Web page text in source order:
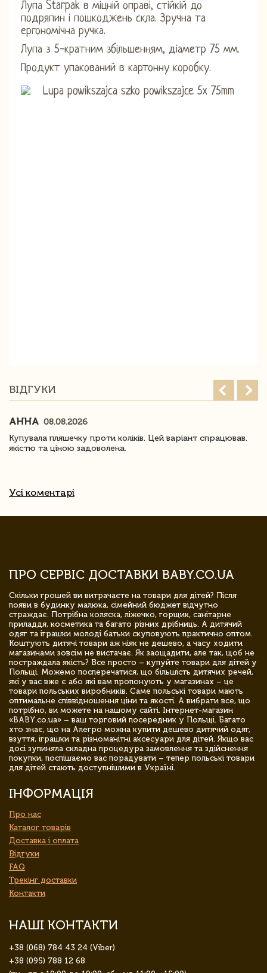
Лупа Starpak в міцній оправі, стійкій до
подряпин і пошкоджень скла. Зручна та
ергономічна ручка.
Лупа з 5-кратним збільшенням, діаметр 75 мм.
Продукт упакований в картонну коробку.
ВІДГУКИ
АННА 08.08.2026
Купувала пляшечку проти коліків. Цей варіант спрацював.
якістю та ціною задоволена.
Усі коментарі
ПРО СЕРВІС ДОСТАВКИ BABY.CO.UA
Скільки грошей ви витрачаєте на товари для дітей? Після
появи в будинку малюка, сімейний бюджет відчутно
страждає. Потрібна коляска, ліжечко, горщик, санітарне
приладдя, косметика та багато різних дрібниць. А дитячий
одяг та іграшки молоді батьки скуповують практично оптом.
Коштують дитячі товари аж ніяк не дешево, а часу ходити
магазинами зовсім не вистачає. Як заощадити, але так, щоб не
постраждала якість? Все просто – купуйте товари для дітей у
Польщі. Можемо посперечатися, що більшість дитячих речей,
які у вас вже є або які вам пропонують у магазинах – це
товари польських виробників. Саме польські товари мають
оптимальне співвідношення ціни та якості. А вибрати все, що
потрібно, ви можете на нашому сайті. Інтернет-магазин
«BABY.co.ua» – ваш торговий посередник у Польщі. Багато
хто знає, що на Алегро можна купити дешево дитячий одяг,
взуття, іграшки та різноманітні аксесуари для дітей. Якщо вас
досі зупиняла складна процедура замовлення та здійснення
покупки, поспішаємо вас порадувати – тепер польські товари
для дітей стають доступнішими в Україні.
ІНФОРМАЦІЯ
Про нас
Каталог товарів
Доставка і оплата
Відгуки
FAQ
Трекінг доставки
Контакти
НАШІ КОНТАКТИ
+38 (068) 784 43 24 (Viber)
+38 (095) 788 12 68